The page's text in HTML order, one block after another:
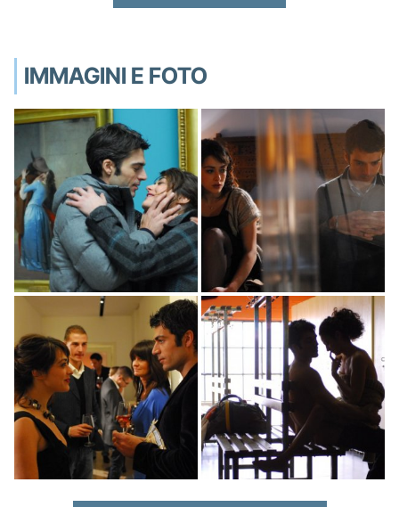
IMMAGINI E FOTO